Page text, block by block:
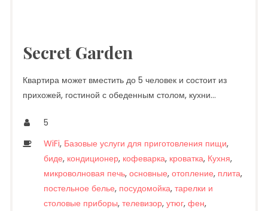
Secret Garden
Квартира может вместить до 5 человек и состоит из
прихожей, гостиной с обеденным столом, кухни…
5
WiFi, Базовые услуги для приготовления пищи,
биде, кондиционер, кофеварка, кроватка, Кухня,
микроволновая печь, основные, отопление, плита,
постельное белье, посудомойка, тарелки и
столовые приборы, телевизор, утюг, фен,